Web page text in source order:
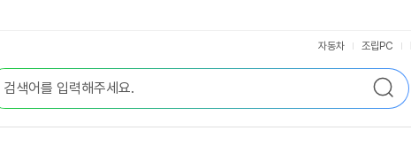
검
색
자동차 조립PC